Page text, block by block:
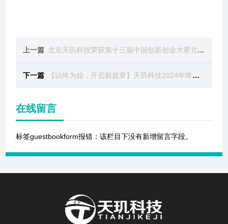
上一篇 北京天玑科技荣获第十三届中国创新创业大赛北斗应用专业赛企业组
下一篇 【以终为始，开启新篇章】天玑科技2024年终总结会圆满举行
在线留言
标签guestbookform报错：该栏目下没有新增留言字段。